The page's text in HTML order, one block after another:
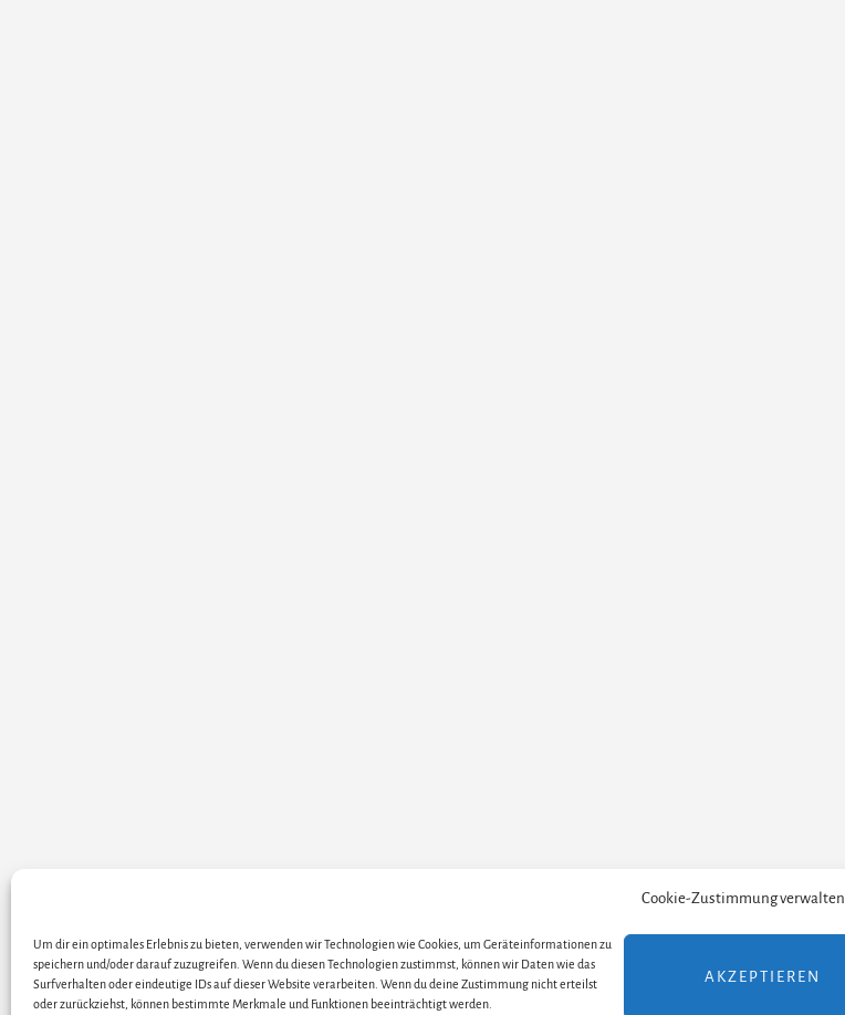
Cookie-Zustimmung verwalten
Um dir ein optimales Erlebnis zu bieten, verwenden wir Technologien wie Cookies, um Geräteinformationen zu
speichern und/oder darauf zuzugreifen. Wenn du diesen Technologien zustimmst, können wir Daten wie das
Surfverhalten oder eindeutige IDs auf dieser Website verarbeiten. Wenn du deine Zustimmung nicht erteilst
oder zurückziehst, können bestimmte Merkmale und Funktionen beeinträchtigt werden.
AKZEPTIEREN
ALLE KÜNSTLER / DARSTELLER ALLE THEATER UND ORTE